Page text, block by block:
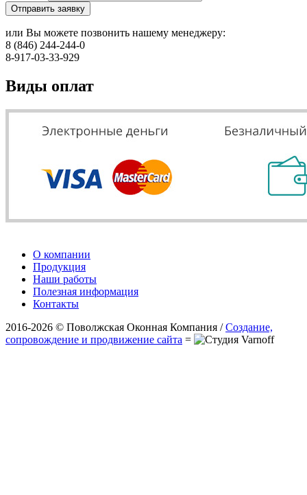
Отправить заявку
или Вы можете позвонить нашему менеджеру:
8 (846) 244-244-0
8-917-03-33-929
Виды оплат
О компании
Продукция
Наши работы
Полезная информация
Контакты
2016-2026 © Поволжская Оконная Компания /Создание,
сопровождение и продвижение сайта =